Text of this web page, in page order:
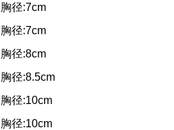
胸径:7cm
胸径:7cm
胸径:8cm
胸径:8.5cm
胸径:10cm
胸径:10cm